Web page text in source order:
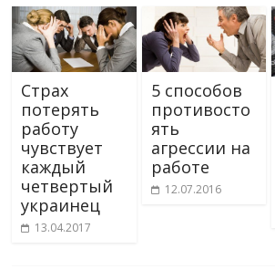
Страх
потерять
работу
чувствует
каждый
четвертый
украинец
13.04.2017
5 способов
противосто
ять
агрессии на
работе
12.07.2016